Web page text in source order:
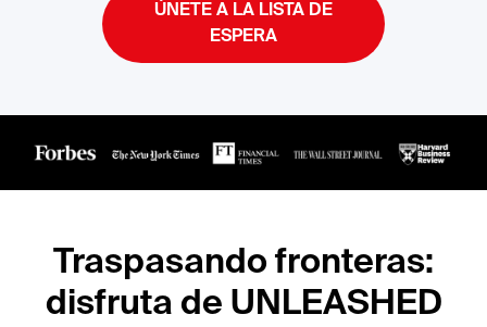
ÚNETE A LA LISTA DE
ESPERA
Traspasando fronteras:
disfruta de UNLEASHED